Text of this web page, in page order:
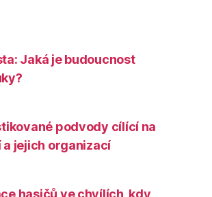
Jaká je budoucnost
podvody cílící na
jejich organizací
hasičů ve chvílích, kdy